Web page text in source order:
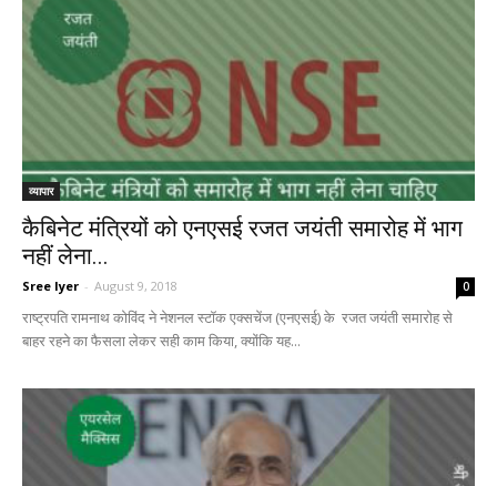
व्यापार
कैबिनेट मंत्रियों को एनएसई रजत जयंती समारोह में भाग
नहीं लेना...
Sree Iyer - August 9, 2018 0
राष्ट्रपति रामनाथ कोविंद ने नेशनल स्टॉक एक्सचेंज (एनएसई) के रजत जयंती समारोह से
बाहर रहने का फैसला लेकर सही काम किया, क्योंकि यह...